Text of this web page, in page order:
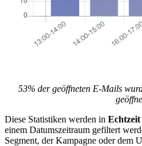
53% der geöffneten E-Mails
Diese Statistiken werden in Echtzeit
einem Datumszeitraum gefiltert
Segment, der Kampagne oder dem